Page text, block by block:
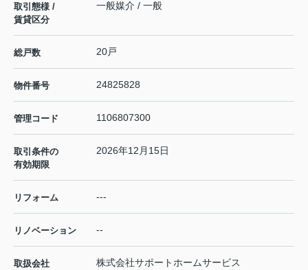
取引態様 /
賃貸区分
一般媒介 / 一般
総戸数 20戸
物件番号 24825828
管理コード 1106807300
取引条件の
有効期限
2026年12月15日
リフォーム ---
リノベーション --
取扱会社
株式会社サポートホームサービス